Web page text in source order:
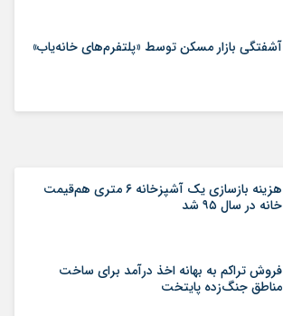
آشفتگی بازار مسکن توسط «پلتفرم‌های خانه‌یاب»
هزینه بازسازی یک آشپزخانه ۶ متری هم‌قیمت
خانه در سال ۹۵ شد
فروش تراکم به بهانه اخذ درآمد برای ساخت
مناطق جنگ‌زده پایتخت